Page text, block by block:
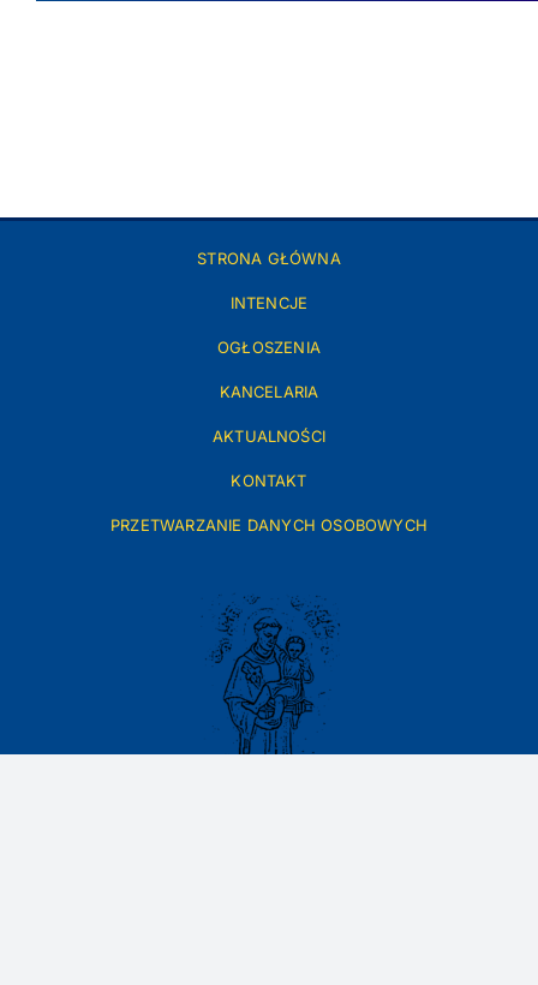
STRONA GŁÓWNA
INTENCJE
OGŁOSZENIA
KANCELARIA
AKTUALNOŚCI
KONTAKT
PRZETWARZANIE DANYCH OSOBOWYCH